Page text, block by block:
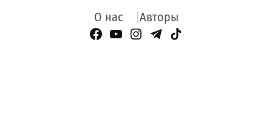
О нас Авторы
Facebook Page
YouTube
Instagram
Telegram
TikTok